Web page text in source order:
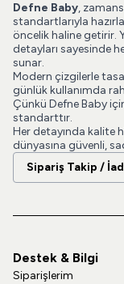
Defne Baby,
standartlarıyla
öncelik haline getirir.
detayları sayesinde
sunar.
Modern çizgilerle
günlük kullanımda
Çünkü Defne Baby
standarttır.
Her detayında kalite
dünyasına güvenli,
Sipariş Takip /
Destek & Bilgi
Siparişlerim